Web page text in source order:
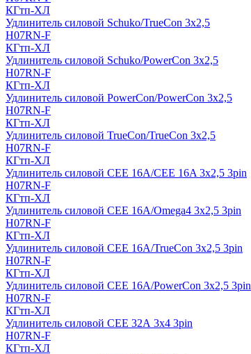
КГтп-ХЛ
Удлинитель силовой Schuko/TrueCon 3х2,5
H07RN-F
КГтп-ХЛ
Удлинитель силовой Schuko/PowerCon 3х2,5
H07RN-F
КГтп-ХЛ
Удлинитель силовой PowerCon/PowerCon 3х2,5
H07RN-F
КГтп-ХЛ
Удлинитель силовой TrueCon/TrueCon 3х2,5
H07RN-F
КГтп-ХЛ
Удлинитель силовой CEE 16A/CEE 16A 3х2,5 3pin
H07RN-F
КГтп-ХЛ
Удлинитель силовой CEE 16A/Omega4 3х2,5 3pin
H07RN-F
КГтп-ХЛ
Удлинитель силовой CEE 16A/TrueCon 3х2,5 3pin
H07RN-F
КГтп-ХЛ
Удлинитель силовой CEE 16A/PowerCon 3х2,5 3pin
H07RN-F
КГтп-ХЛ
Удлинитель силовой CEE 32А 3х4 3pin
H07RN-F
КГтп-ХЛ